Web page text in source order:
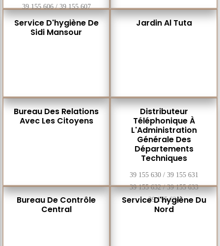
39 155 606 / 39 155 607
Jardin Al Tuta
Service D'hygiène De
Sidi Mansour
Distributeur
Téléphonique À
L'Administration
Générale Des
Départements
Techniques
39 155 630 / 39 155 631
39 155 632 / 39 155 633
39 155 634
Bureau Des Relations
Avec Les Citoyens
Service D'hygiène Du
Nord
Bureau De Contrôle
Central